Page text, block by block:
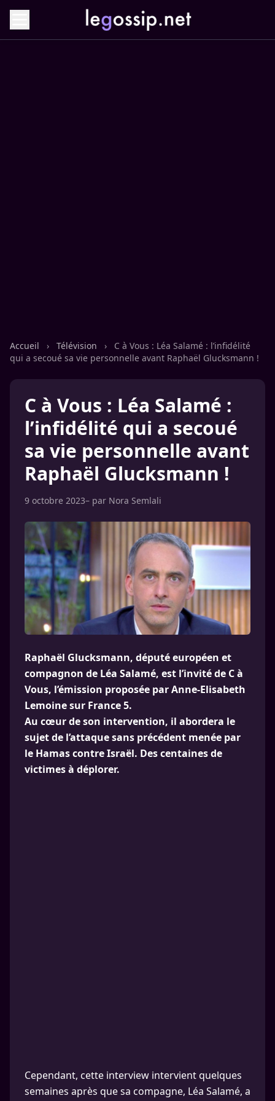
Accueil › Télévision ›
C à Vous : Léa Salamé : l’infidélité
qui a secoué sa vie personnelle avant Raphaël Glucksmann !
C à Vous : Léa Salamé :
l’infidélité qui a secoué
sa vie personnelle avant
Raphaël Glucksmann !
9 octobre 2023– par Nora Semlali
Raphaël Glucksmann, député européen et
compagnon de Léa Salamé, est l’invité de C à
Vous, l’émission proposée par Anne-Elisabeth
Lemoine sur France 5.
Au cœur de son intervention, il abordera le
sujet de l’attaque sans précédent menée par
le Hamas contre Israël. Des centaines de
victimes à déplorer.
Cependant, cette interview intervient quelques
semaines après que sa compagne, Léa Salamé, a